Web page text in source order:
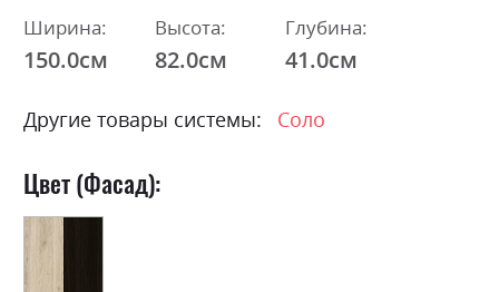
Ширина:
150.0см
Высота:
82.0см
Глубина:
41.0см
Другие товары системы: Соло
Цвет (Фасад):